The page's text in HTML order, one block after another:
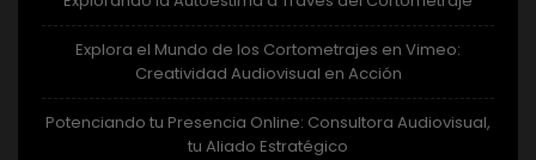
Explora el Mundo de los Cortometrajes en Vimeo:
Creatividad Audiovisual en Acción
Potenciando tu Presencia Online: Consultora Audiovisual,
tu Aliado Estratégico